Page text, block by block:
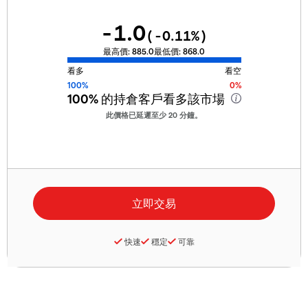
-1.0( -0.11%)
最高價: 885.0最低價: 868.0
看多
看空
100%
0%
100%的持倉客戶看多該市場
此價格已延遲至少 20 分鐘。
快速 穩定 可靠